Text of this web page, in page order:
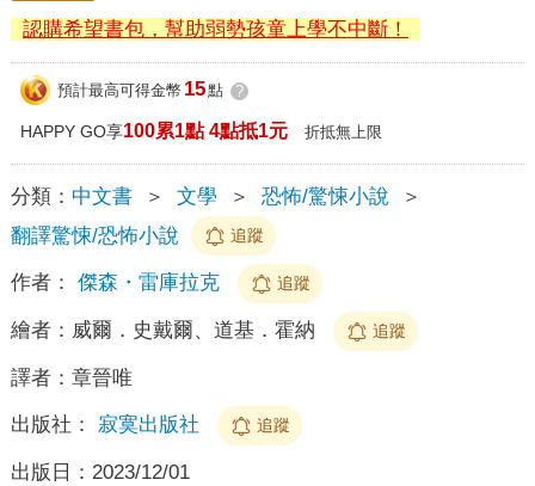
認購希望書包，幫助弱勢孩童上學不中斷！
預計最高可得金幣 15點 ?
HAPPY GO享100累1點 4點抵1元 折抵無上限
分類： 中文書 ＞ 文學 ＞ 恐怖/驚悚小說
＞
翻譯驚悚/恐怖小說
追蹤
作者： 傑森・雷庫拉克 追蹤
繪者： 威爾．史戴爾、道基．霍納 追蹤
譯者： 章晉唯
出版社： 寂寞出版社 追蹤
出版日： 2023/12/01